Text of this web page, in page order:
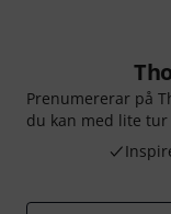
Prenumererar på
du kan med lite tur